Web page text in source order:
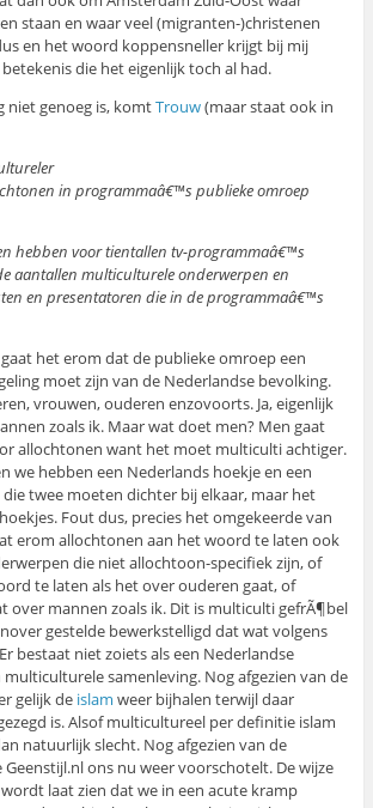
staan en waar veel (migranten-)christenen
en het woord koppensneller krijgt bij mij
die het eigenlijk toch al had.
niet genoeg is, komtTrouw(maar staat ook in
in programmaâ€™s publieke omroep
hebben voor tientallen tv-programmaâ€™s
aantallen multiculturele onderwerpen en
en presentatoren die in de programmaâ€™s
het erom dat de publieke omroep een
moet zijn van de Nederlandse bevolking.
vrouwen, ouderen enzovoorts. Ja, eigenlijk
zoals ik. Maar wat doet men? Men gaat
allochtonen want het moet multiculti achtiger.
we hebben een Nederlands hoekje en een
twee moeten dichter bij elkaar, maar het
Fout dus, precies het omgekeerde van
erom allochtonen aan het woord te laten ook
die niet allochtoon-specifiek zijn, of
te laten als het over ouderen gaat, of
over mannen zoals ik. Dit is multiculti gefrÃ¶bel
gestelde bewerkstelligd dat wat volgens
bestaat niet zoiets als een Nederlandse
samenleving. Nog afgezien van de
gelijk de islam weer bijhalen terwijl daar
is. Alsof multicultureel per definitie islam
natuurlijk slecht. Nog afgezien van de
Geenstijl.nl ons nu weer voorschotelt. De wijze
laat zien dat we in een acute kramp